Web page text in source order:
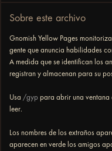
Sobre este archivo
Gnomish Yellow Pages
gente que anuncia habilidades
A medida que se identifican los
registran y almacenan para su
Usa /gyp para abrir una
leer.
Los nombres de los extraños
aparecen en verde los amigos